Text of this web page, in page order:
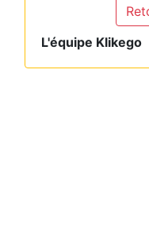
L'équipe Klikego